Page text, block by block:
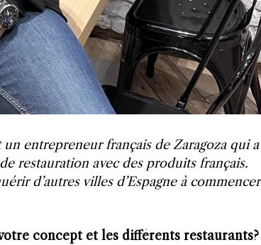
entrepreneur français de Zaragoza qui a
restauration avec des produits français.
d’autres villes d’Espagne à commencer
concept et les différents restaurants?